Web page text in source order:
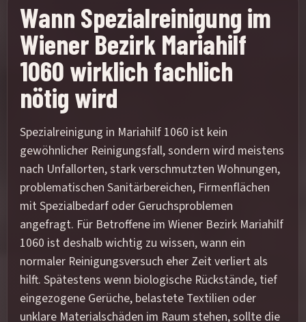
Wann Spezialreinigung im
Wiener Bezirk Mariahilf
1060 wirklich fachlich
nötig wird
Spezialreinigung in Mariahilf 1060 ist kein
gewöhnlicher Reinigungsfall, sondern wird meistens
nach Unfallorten, stark verschmutzten Wohnungen,
problematischen Sanitärbereichen, Firmenflächen
mit Spezialbedarf oder Geruchsproblemen
angefragt. Für Betroffene im Wiener Bezirk Mariahilf
1060 ist deshalb wichtig zu wissen, wann ein
normaler Reinigungsversuch eher Zeit verliert als
hilft. Spätestens wenn biologische Rückstände, tief
eingezogene Gerüche, belastete Textilien oder
unklare Materialschäden im Raum stehen, sollte die